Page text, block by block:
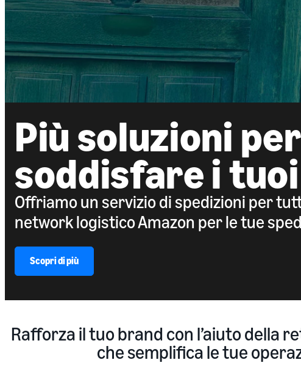
Più soluzioni per
soddisfare i
Offriamo un servizio di spedizioni per
network logistico Amazon per le tue
Scopri di più
Rafforza il tuo brand con l’aiuto della
che semplifica le tue